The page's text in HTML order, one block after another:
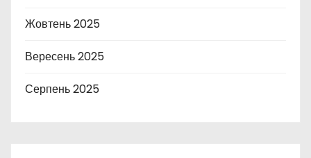
Жовтень 2025
Вересень 2025
Серпень 2025